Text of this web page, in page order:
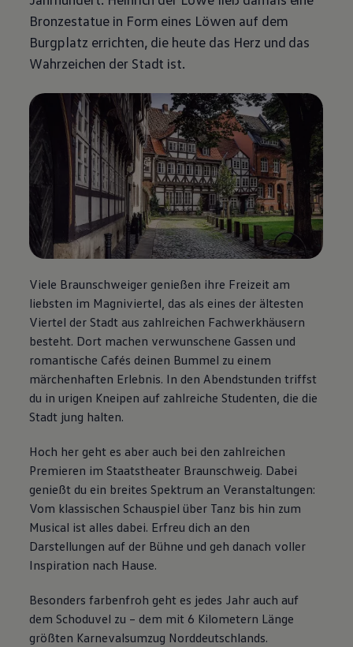
Bronzestatue in Form eines Löwen auf dem
Burgplatz errichten, die heute das Herz und das
Wahrzeichen der Stadt ist.
Viele Braunschweiger genießen ihre Freizeit am
liebsten im Magniviertel, das als eines der ältesten
Viertel der Stadt aus zahlreichen Fachwerkhäusern
besteht. Dort machen verwunschene Gassen und
romantische Cafés deinen Bummel zu einem
märchenhaften Erlebnis. In den Abendstunden triffst
du in urigen Kneipen auf zahlreiche Studenten, die die
Stadt jung halten.
Hoch her geht es aber auch bei den zahlreichen
Premieren im Staatstheater Braunschweig. Dabei
genießt du ein breites Spektrum an Veranstaltungen:
Vom klassischen Schauspiel über Tanz bis hin zum
Musical ist alles dabei. Erfreu dich an den
Darstellungen auf der Bühne und geh danach voller
Inspiration nach Hause.
Besonders farbenfroh geht es jedes Jahr auch auf
dem Schoduvel zu – dem mit 6 Kilometern Länge
größten Karnevalsumzug Norddeutschlands.